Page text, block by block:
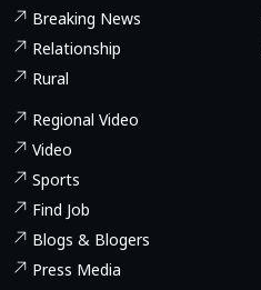
Breaking News
Relationship
Rural
Regional Video
Video
Sports
Find Job
Blogs & Blogers
Press Media